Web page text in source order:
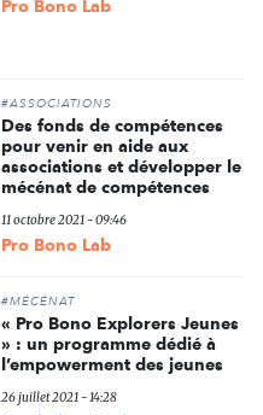
Pro Bono Lab
#ASSOCIATIONS
Des fonds de compétences
pour venir en aide aux
associations et développer le
mécénat de compétences
11 octobre 2021 - 09:46
Pro Bono Lab
#MÉCÉNAT
« Pro Bono Explorers Jeunes
» : un programme dédié à
l’empowerment des jeunes
26 juillet 2021 - 14:28